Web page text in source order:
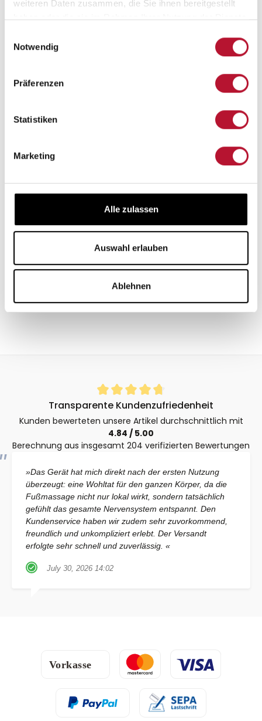
weiteren Daten zusammen, die Sie ihnen bereitgestellt
haben oder die sie im Rahmen Ihrer Nutzung der Dienste
Notwendig
Präferenzen
Statistiken
Marketing
Alle zulassen
Auswahl erlauben
Ablehnen
von 5 Sternen
Durchschnittliche Bewertung von 4.8 von 5 Sternen
Transparente Kundenzufriedenheit
Kunden bewerteten unsere Artikel durchschnittlich mit
4.84 / 5.00
Berechnung aus insgesamt 204 verifizierten Bewertungen
»Das Gerät hat mich direkt nach der ersten Nutzung
überzeugt: eine Wohltat für den ganzen Körper, da die
Fußmassage nicht nur lokal wirkt, sondern tatsächlich
gefühlt das gesamte Nervensystem entspannt. Den
Kundenservice haben wir zudem sehr zuvorkommend,
freundlich und unkompliziert erlebt. Der Versandt
erfolgte sehr schnell und zuverlässig. «
July 30, 2026 14:02